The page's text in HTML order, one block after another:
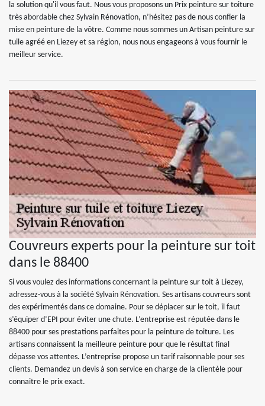
la solution qu'il vous faut. Nous vous proposons un Prix peinture sur toiture
très abordable chez Sylvain Rénovation, n’hésitez pas de nous confier la
mise en peinture de la vôtre. Comme nous sommes un Artisan peinture sur
tuile agréé en Liezey et sa région, nous nous engageons à vous fournir le
meilleur service.
Couvreurs experts pour la peinture sur toit
dans le 88400
Si vous voulez des informations concernant la peinture sur toit à Liezey,
adressez-vous à la société Sylvain Rénovation. Ses artisans couvreurs sont
des expérimentés dans ce domaine. Pour se déplacer sur le toit, il faut
s’équiper d’EPI pour éviter une chute. L’entreprise est réputée dans le
88400 pour ses prestations parfaites pour la peinture de toiture. Les
artisans connaissent la meilleure peinture pour que le résultat final
dépasse vos attentes. L’entreprise propose un tarif raisonnable pour ses
clients. Demandez un devis à son service en charge de la clientèle pour
connaitre le prix exact.